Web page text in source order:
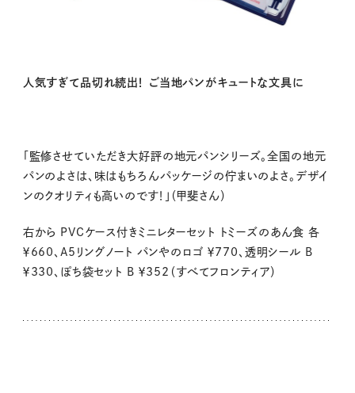
人気すぎて品切れ続出！ ご当地パンがキュートな文具に
「監修させていただき大好評の地元パンシリーズ。全国の地元
パンのよさは、味はもちろんパッケージの佇まいのよさ。デザイ
ンのクオリティも高いのです！」（甲斐さん）
右から PVCケース付きミニレターセット トミーズのあん食 各
￥660、A5リングノート パンやのロゴ ￥770、透明シール B
￥330、ぽち袋セット B ￥352（すべてフロンティア）